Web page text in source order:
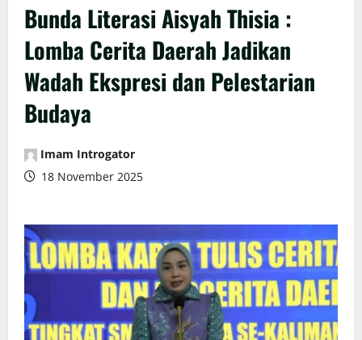
Bunda Literasi Aisyah Thisia :
Lomba Cerita Daerah Jadikan
Wadah Ekspresi dan Pelestarian
Budaya
Imam Introgator
18 November 2025